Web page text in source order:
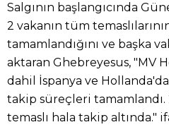
Salgının başlangıcında
2 vakanın tüm
tamamlandığını ve başka
aktaran Ghebreyesus, "MV
dahil İspanya ve
takip süreçleri tamamlandı.
temaslı hala takip altında."